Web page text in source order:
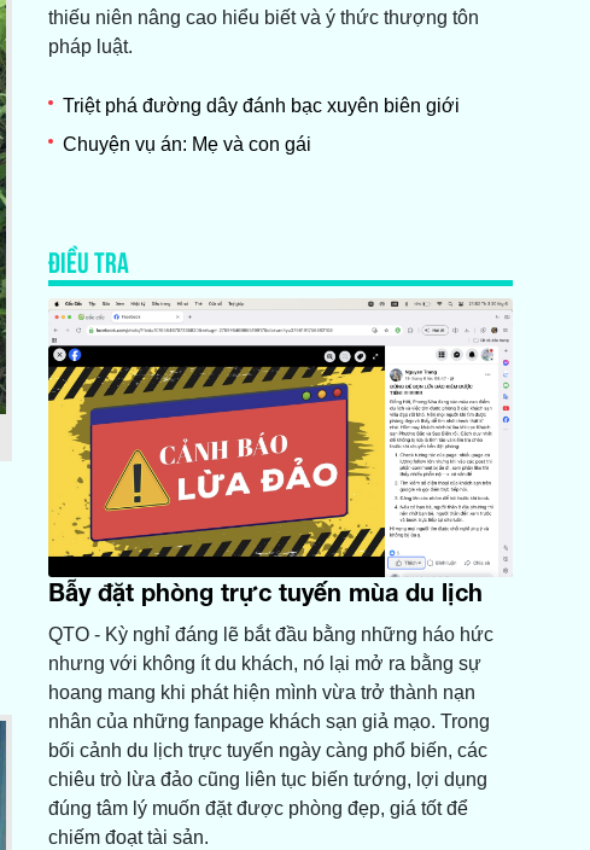
thiếu niên nâng cao hiểu biết và ý thức thượng tôn
pháp luật.
Triệt phá đường dây đánh bạc xuyên biên giới
Chuyện vụ án: Mẹ và con gái
ĐIỀU TRA
Bẫy đặt phòng trực tuyến mùa du lịch
QTO - Kỳ nghỉ đáng lẽ bắt đầu bằng những háo hức
nhưng với không ít du khách, nó lại mở ra bằng sự
hoang mang khi phát hiện mình vừa trở thành nạn
nhân của những fanpage khách sạn giả mạo. Trong
bối cảnh du lịch trực tuyến ngày càng phổ biến, các
chiêu trò lừa đảo cũng liên tục biến tướng, lợi dụng
đúng tâm lý muốn đặt được phòng đẹp, giá tốt để
chiếm đoạt tài sản.